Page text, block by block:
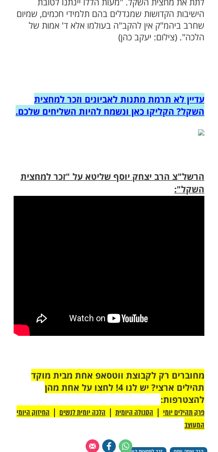
בלילפוריםקודם קריאת המגילה".
בו נהוג לתת מחצית השקל פוסק הראש"ל
הדין יש לתת מחצית השקל הוא מגיל
מרן הראש"ל במכתבו כי גם על הנשים וגם על
יש לתת מעות זכר למחצית השקל "גם
מעות "זכר למחצית השקל". וטוב לתת גם
הקטנים למי שיש יכולת. ואם אין ידו משגת,
של מרן הראש"ל, מדגיש הרב את חשיבותם
התורה וחיזוק הישיבות הקדושות שלהם ראוי
יצחק יוסף שליטא על "זכר למחצית